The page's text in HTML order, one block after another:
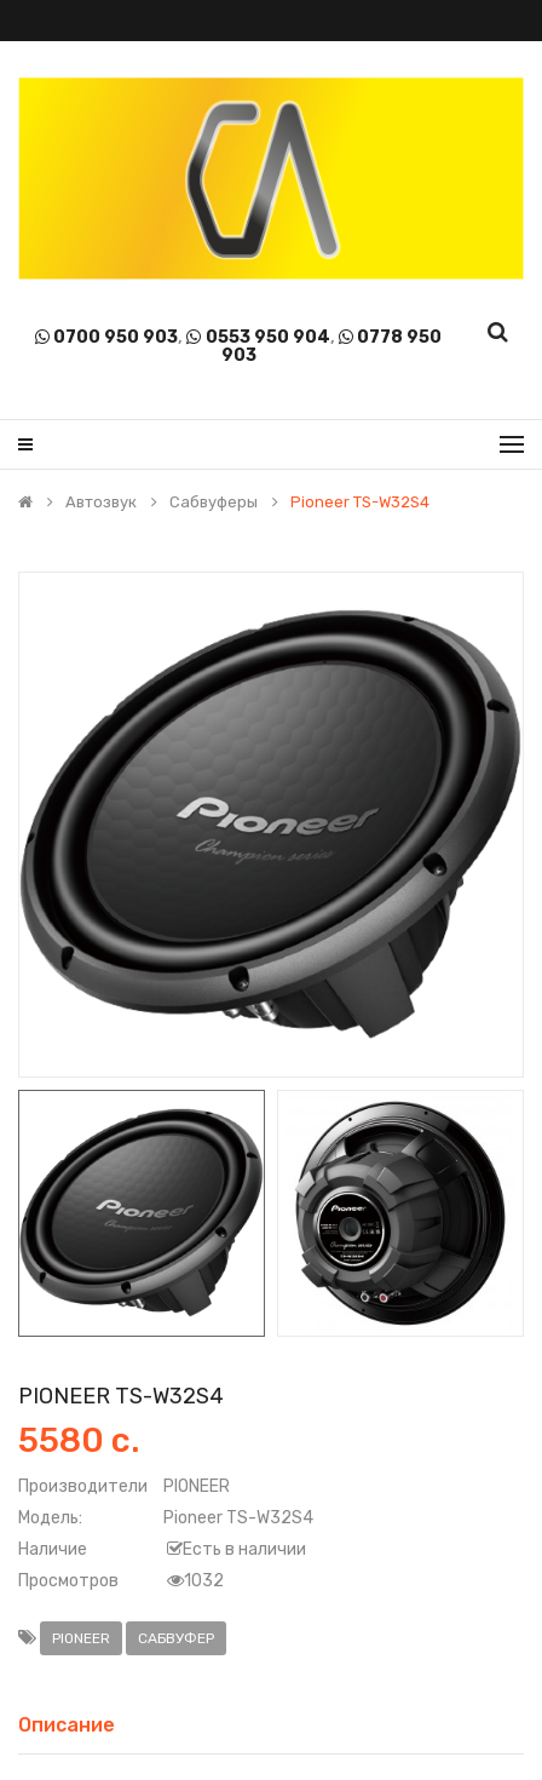
0700 950 903, 0553 950 904,
0778 950
903
Автозвук Сабвуферы Pioneer TS-W32S4
PIONEER TS-W32S4
5580 с.
Производители
PIONEER
Модель:
Pioneer TS-W32S4
Наличие
Есть в наличии
Просмотров
1032
PIONEER САБВУФЕР
Описание